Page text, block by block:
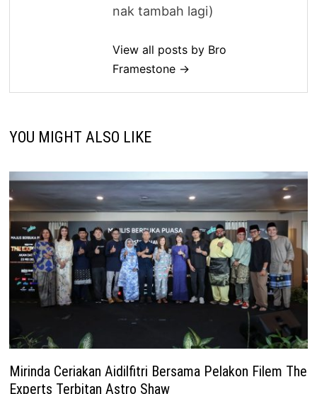
nak tambah lagi)
View all posts by Bro
Framestone →
YOU MIGHT ALSO LIKE
Mirinda Ceriakan Aidilfitri Bersama Pelakon Filem The
Experts Terbitan Astro Shaw